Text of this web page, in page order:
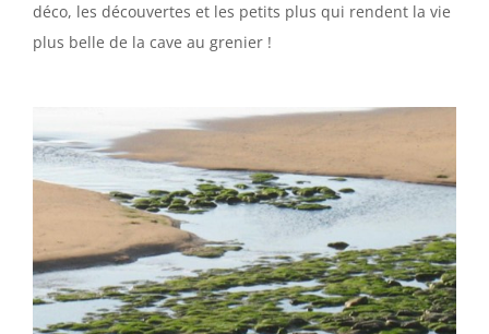
déco, les découvertes et les petits plus qui rendent la vie
plus belle de la cave au grenier !